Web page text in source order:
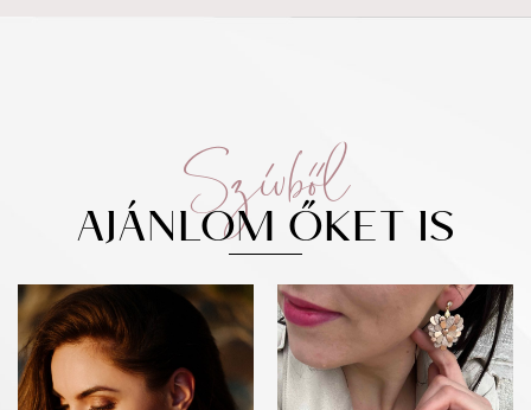
Szívből
AJÁNLOM ŐKET IS